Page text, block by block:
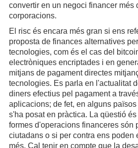
convertir en un negoci financer més
corporacions.
El risc és encara més gran si ens
proposta de finances alternatives
tecnologies, com és el cas del
electròniques encriptades i en
mitjans de pagament directes
tecnologies. Es parla en l'actualitat
diners efectius pel pagament a
aplicacions; de fet, en alguns
s'ha posat en pràctica. La qüestió
formes d'operacions financeres són
ciutadans o si per contra ens poden
més. Cal tenir en compte que la